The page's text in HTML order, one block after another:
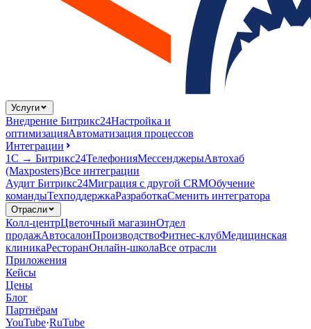
Услуги
Внедрение Битрикс24Настройка и
оптимизацияАвтоматизация процессов
Интеграции
1С → Битрикс24ТелефонияМессенджерыАвтохаб
(Maxposters)Все интеграции
Аудит Битрикс24Миграция с другой CRMОбучение
командыТехподдержкаРазработкаСменить интегратора
Отрасли
Колл-центрЦветочный магазинОтдел
продажАвтосалонПроизводствоФитнес-клубМедицинская
клиникаРесторанОнлайн-школаВсе отрасли
Приложения
Кейсы
Цены
Блог
Партнёрам
YouTube·RuTube